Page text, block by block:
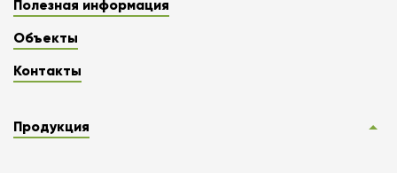
Полезная информация
Объекты
Контакты
Продукция